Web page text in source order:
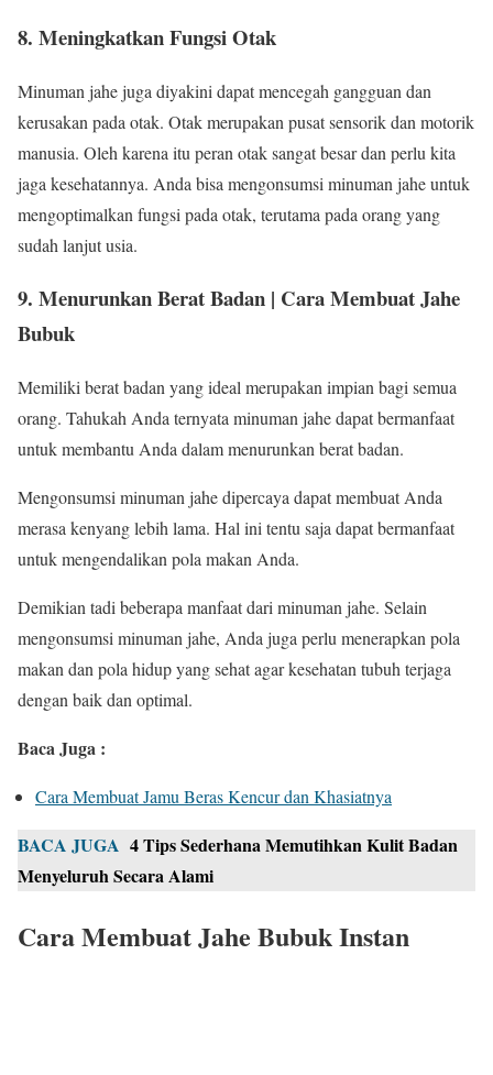
8. Meningkatkan Fungsi Otak
Minuman jahe juga diyakini dapat mencegah gangguan dan
kerusakan pada otak. Otak merupakan pusat sensorik dan motorik
manusia. Oleh karena itu peran otak sangat besar dan perlu kita
jaga kesehatannya. Anda bisa mengonsumsi minuman jahe untuk
mengoptimalkan fungsi pada otak, terutama pada orang yang
sudah lanjut usia.
9. Menurunkan Berat Badan | Cara Membuat Jahe
Bubuk
Memiliki berat badan yang ideal merupakan impian bagi semua
orang. Tahukah Anda ternyata minuman jahe dapat bermanfaat
untuk membantu Anda dalam menurunkan berat badan.
Mengonsumsi minuman jahe dipercaya dapat membuat Anda
merasa kenyang lebih lama. Hal ini tentu saja dapat bermanfaat
untuk mengendalikan pola makan Anda.
Demikian tadi beberapa manfaat dari minuman jahe. Selain
mengonsumsi minuman jahe, Anda juga perlu menerapkan pola
makan dan pola hidup yang sehat agar kesehatan tubuh terjaga
dengan baik dan optimal.
Baca Juga :
Cara Membuat Jamu Beras Kencur dan Khasiatnya
BACA JUGA 4 Tips Sederhana Memutihkan Kulit Badan
Menyeluruh Secara Alami
Cara Membuat Jahe Bubuk Instan